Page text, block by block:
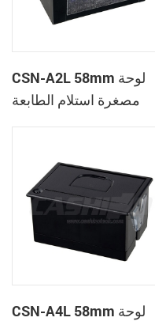
CSN-A2L 58mm لوحة
مصغرة استلام الطابعة
CSN-A4L 58mm لوحة